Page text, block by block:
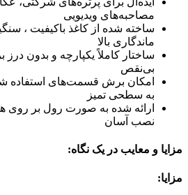
مصاحبه‌های ویدیویی
ساخته شده از کاغذ باکیفیت ،
ماندگاری بالا
ساختار کاملاً یکپارچه و بدون
بی‌نقص
امکان برش قسمت‌های استفاده
به سطحی تمیز
ارائه شده به صورت رول بر
نصب آسان
مزایا و معایب در یک نگاه:
مزایا: